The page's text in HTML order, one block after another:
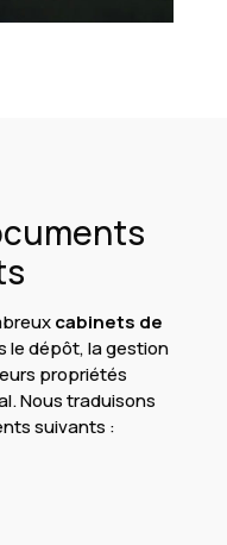
cabinets de
le dépôt, la gestion
propriétés
Nous traduisons
suivants :